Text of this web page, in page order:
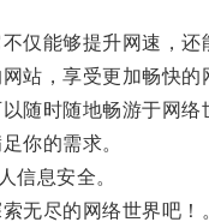
能够提升网速，还
，享受更加畅快的
时随地畅游于网络
你的需求。
息安全。
尽的网络世界吧！